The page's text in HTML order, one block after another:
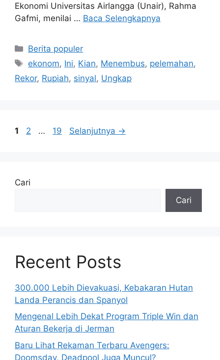
Ekonomi Universitas Airlangga (Unair), Rahma
Gafmi, menilai … Baca Selengkapnya
Kategori
Berita populer
Tag
ekonom, Ini, Kian, Menembus, pelemahan,
Rekor, Rupiah, sinyal, Ungkap
Halaman
1 Halaman
2 … Halaman
19 Selanjutnya →
Cari
Cari
Recent Posts
300.000 Lebih Dievakuasi, Kebakaran Hutan
Landa Perancis dan Spanyol
Mengenal Lebih Dekat Program Triple Win dan
Aturan Bekerja di Jerman
Baru Lihat Rekaman Terbaru Avengers:
Doomsday, Deadpool Juga Muncul?